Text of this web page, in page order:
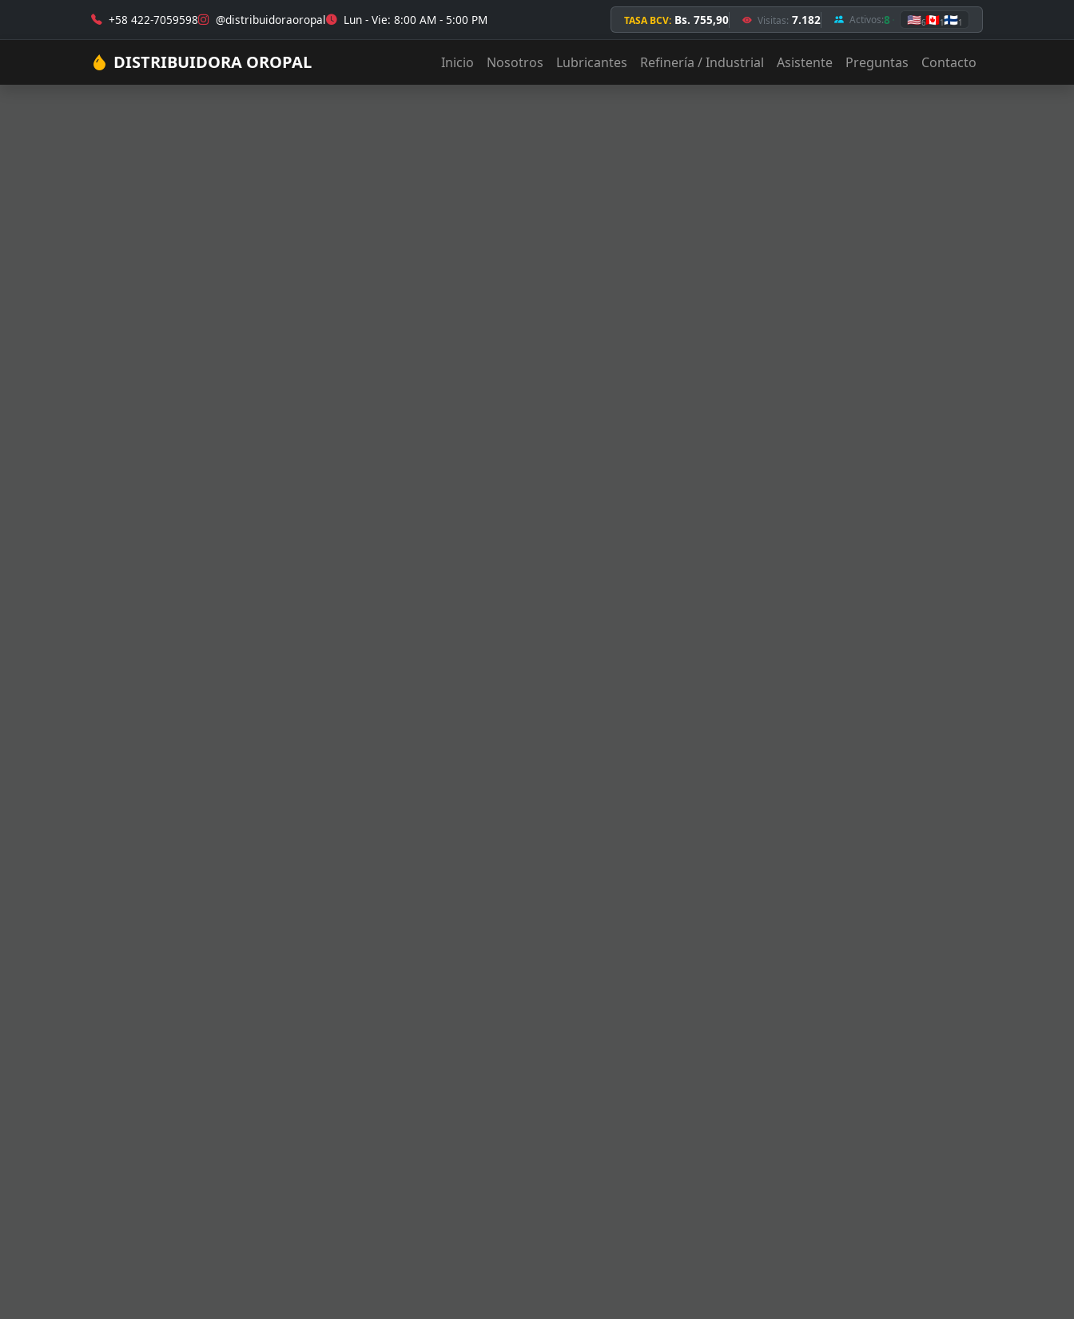
+58 422-7059598 @distribuidoraoropal Lun - Vie: 8:00 AM - 5:00 PM TASA BCV: Bs. 755,90 Visitas: 7.182 Activos:8 🇺🇸6🇨🇦1🇫🇮1
DISTRIBUIDORA OROPAL Inicio Nosotros Lubricantes Refinería / Industrial Asistente Preguntas Contacto